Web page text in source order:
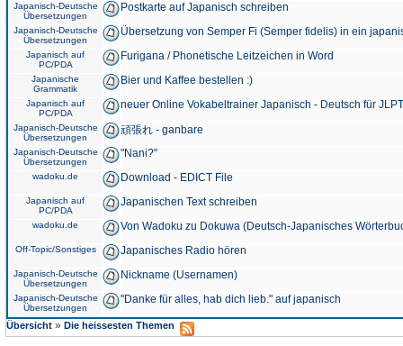
Japanisch-Deutsche
Übersetzungen
Postkarte auf Japanisch schreiben
Japanisch-Deutsche
Übersetzungen
Übersetzung von Semper Fi (Semper fidelis) in ein
Japanisch auf
PC/PDA
Furigana / Phonetische Leitzeichen in Word
Japanische
Grammatik
Bier und Kaffee bestellen :)
Japanisch auf
PC/PDA
neuer Online Vokabeltrainer Japanisch - Deutsch für
Japanisch-Deutsche
Übersetzungen
頑張れ - ganbare
Japanisch-Deutsche
Übersetzungen
"Nani?"
wadoku.de Download - EDICT File
Japanisch auf
PC/PDA
Japanischen Text schreiben
wadoku.de Von Wadoku zu Dokuwa (Deutsch-Japanisches
Off-Topic/Sonstiges Japanisches Radio hören
Japanisch-Deutsche
Übersetzungen
Nickname (Usernamen)
Japanisch-Deutsche
Übersetzungen
"Danke für alles, hab dich lieb." auf japanisch
Übersicht » Die heissesten Themen